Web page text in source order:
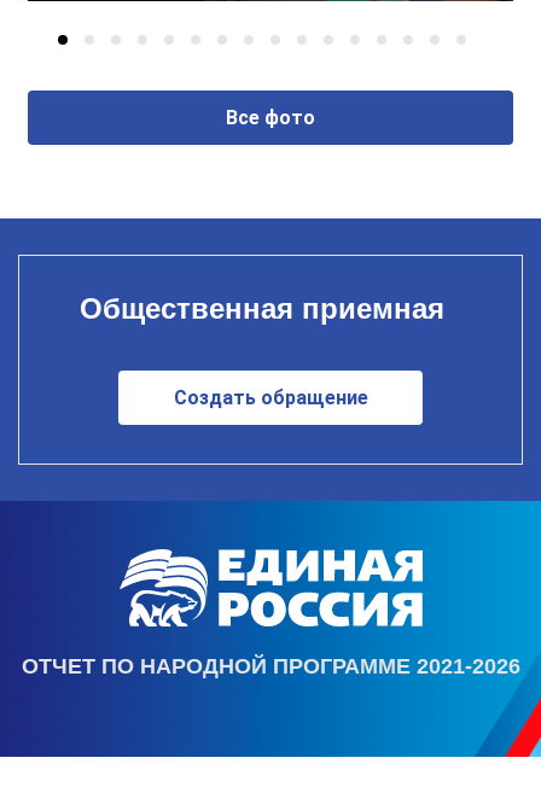
Все фото
Общественная приемная
Создать обращение
ОТЧЕТ ПО НАРОДНОЙ ПРОГРАММЕ 2021-2026